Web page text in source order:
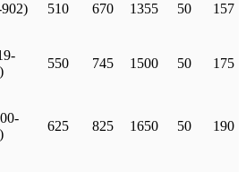
510 670 1355 50 157
550 745 1500 50 175
625 825 1650 50 190